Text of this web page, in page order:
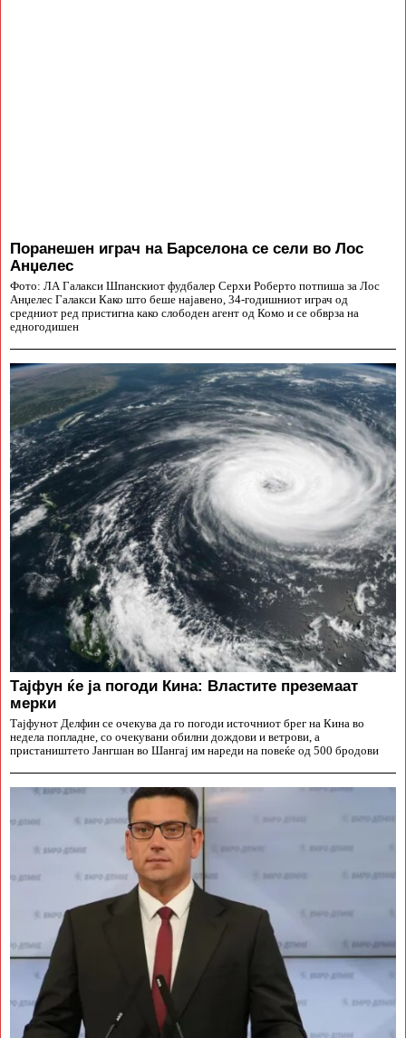
Поранешен играч на Барселона се сели во Лос
Анџелес
Фото: ЛА Галакси Шпанскиот фудбалер Серхи Роберто потпиша за Лос
Анџелес Галакси Како што беше најавено, 34-годишниот играч од
средниот ред пристигна како слободен агент од Комо и се обврза на
едногодишен
Тајфун ќе ја погоди Кина: Властите преземаат
мерки
Тајфунот Делфин се очекува да го погоди источниот брег на Кина во
недела попладне, со очекувани обилни дождови и ветрови, а
пристаништето Јангшан во Шангај им нареди на повеќе од 500 бродови